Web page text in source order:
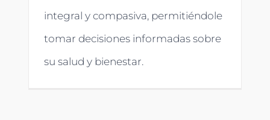
integral y compasiva, permitiéndole
tomar decisiones informadas sobre
su salud y bienestar.